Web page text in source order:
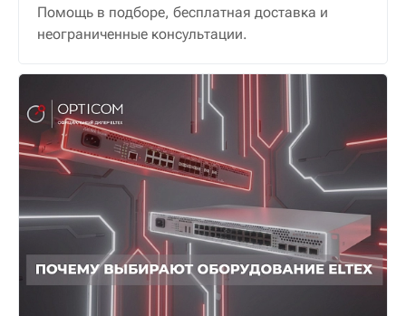
Помощь в подборе, бесплатная доставка и
неограниченные консультации.